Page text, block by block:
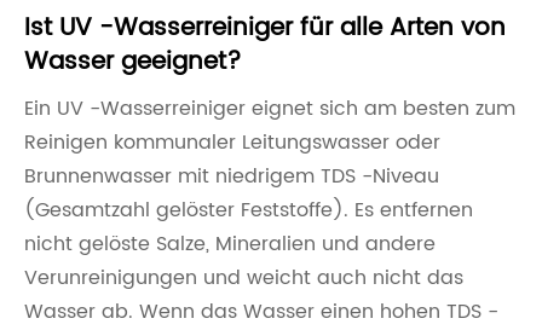
Ist UV -Wasserreiniger für alle Arten von
Wasser geeignet?
Ein UV -Wasserreiniger eignet sich am besten zum
Reinigen kommunaler Leitungswasser oder
Brunnenwasser mit niedrigem TDS -Niveau
(Gesamtzahl gelöster Feststoffe). Es entfernen
nicht gelöste Salze, Mineralien und andere
Verunreinigungen und weicht auch nicht das
Wasser ab. Wenn das Wasser einen hohen TDS -